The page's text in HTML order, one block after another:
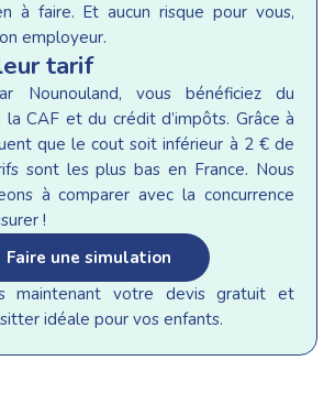
à faire. Et aucun risque pour vous,
employeur.
tarif
Nounouland, vous bénéficiez du
CAF et du crédit d’impôts. Grâce à
que le cout soit inférieur à 2 € de
sont les plus bas en France. Nous
à comparer avec la concurrence
!
Faire une simulation
maintenant votre devis gratuit et
idéale pour vos enfants.